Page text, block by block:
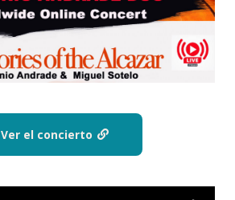
Ver el concierto